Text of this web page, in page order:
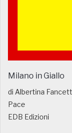
Milano in Giallo
di Albertina
Pace
EDB Edizioni